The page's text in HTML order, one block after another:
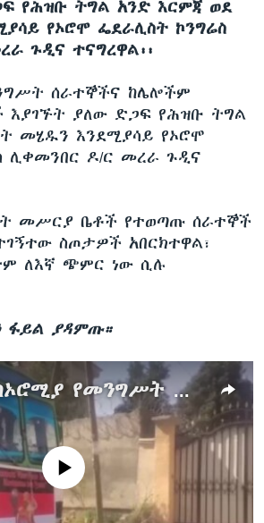
የሕዝቡ ትግል አንድ እርምጃ ወደ
የኦሮሞ ፌደራሊስት ኮንግሬስ
ጉዲና ተናግረዋል፡፡
ሰራተኞችና ከሌሎችም
እያገኙት ያለው ድጋፍ የሕዝቡ ትግል
መሄዱን እንደሚያሳይ የኦሮሞ
ሊቀመንበር ዶ/ር መረራ ጉዲና
መሥርያ ቤቶች የተወጣጡ ሰራተኞች
ስጦታዎች አበርክተዋል፣
ለእኛ ጭምር ነው ሲሉ
ፋይል ያዳምጡ።
ዶ/ር መረራ ከኦሮሚያ የመንግሥት መ/ቤቶች ከተወጣጡ ሰራተኞች ስጦታዎች ተበረከቱላቸው
source currently available